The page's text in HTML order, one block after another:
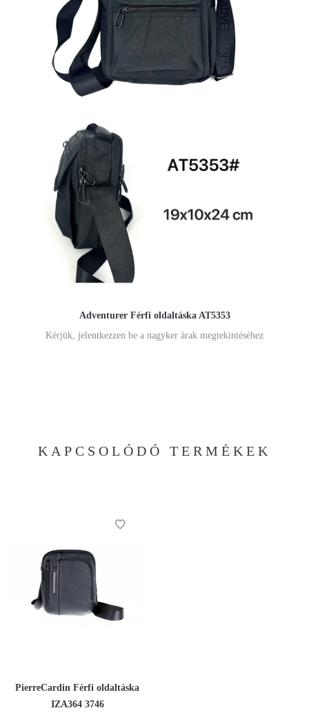
Adventurer Férfi oldaltáska AT5353
Kérjük, jelentkezzen be a nagyker árak megtekintéséhez
KAPCSOLÓDÓ TERMÉKEK
PierreCardin Férfi oldaltáska
IZA364 3746